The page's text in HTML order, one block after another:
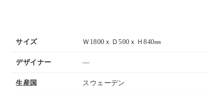
サイズ Ｗ1800ｘＤ500ｘＨ840㎜
デザイナー ―
生産国 スウェーデン